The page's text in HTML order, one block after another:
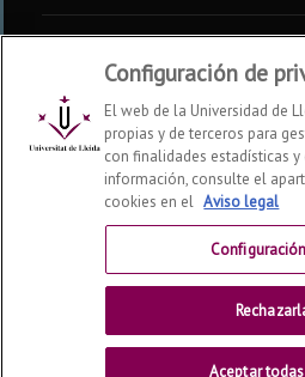
Aviso legal
Accesibilidad
Somos miembros de:
REBIUN CRUE
Redes sociales
Configuración de
El web de la Universidad de
propias y de terceros para
con finalidades estadísticas y
información, consulte el
cookies en el Aviso legal
Aceptar